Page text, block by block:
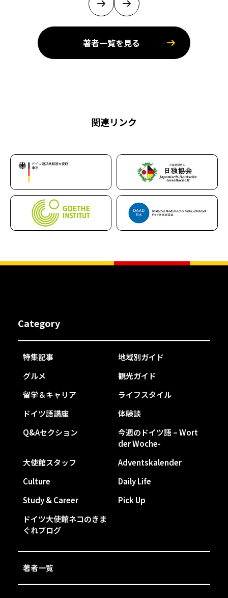
著者一覧を見る
関連リンク
Category
特集記事
地域別ガイド
グルメ
観光ガイド
留学＆キャリア
ライフスタイル
ドイツ語講座
体験談
Q&Aセクション
今週のドイツ語 – Wort
der Woche-
大使館スタッフ
Adventskalender
Culture
Daily Life
Study & Career
Pick Up
ドイツ大使館ネコのきま
ぐれブログ
著者一覧